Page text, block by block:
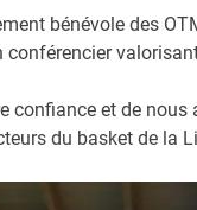
bénévole des
conférencier
confiance et de
du basket de la